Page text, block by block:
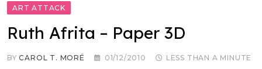
ART ATTACK
Ruth Afrita – Paper 3D
BYCAROL T. MORÉ 01/12/2010 LESS THAN A MINUTE